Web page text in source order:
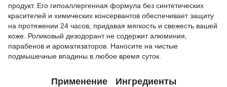
продукт. Его гипоаллергенная формула без синтетических
красителей и химических консервантов обеспечивает защиту
на протяжении 24 часов, придавая мягкость и свежесть вашей
коже. Роликовый дезодорант не содержит алюминия,
парабенов и ароматизаторов. Наносите на чистые
подмышечные впадины в любое время суток.
Применение Ингредиенты